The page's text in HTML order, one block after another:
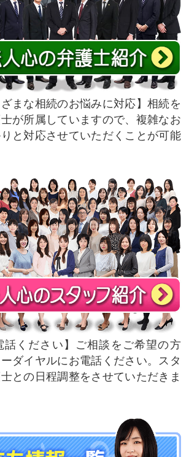
まな相続のお悩みに対応
相続を
が所属していますので、複雑なお
と対応させていただくことが可能
話ください
ご相談をご希望の方
ダイヤルにお電話ください。スタ
との日程調整をさせていただきま